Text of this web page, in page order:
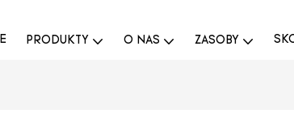
PRODUKTY O NAS ZASOBY